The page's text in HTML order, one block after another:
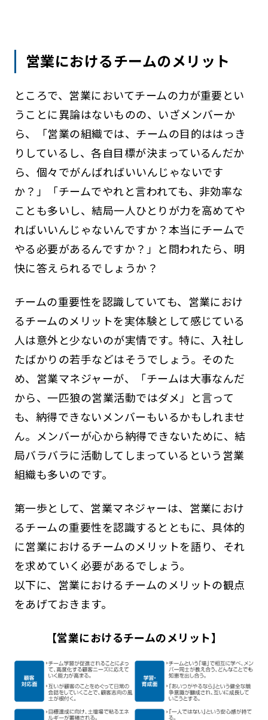
営業におけるチームのメリット
ところで、営業においてチームの力が重要とい
うことに異論はないものの、いざメンバーか
ら、「営業の組織では、チームの目的ははっき
りしているし、各自目標が決まっているんだか
ら、個々でがんばればいいんじゃないです
か？」「チームでやれと言われても、非効率な
ことも多いし、結局一人ひとりが力を高めてや
ればいいんじゃないんですか？本当にチームで
やる必要があるんですか？」と問われたら、明
快に答えられるでしょうか？
チームの重要性を認識していても、営業におけ
るチームのメリットを実体験として感じている
人は意外と少ないのが実情です。特に、入社し
たばかりの若手などはそうでしょう。そのた
め、営業マネジャーが、「チームは大事なんだ
から、一匹狼の営業活動ではダメ」と言って
も、納得できないメンバーもいるかもしれませ
ん。メンバーが心から納得できないために、結
局バラバラに活動してしまっているという営業
組織も多いのです。
第一歩として、営業マネジャーは、営業におけ
るチームの重要性を認識するとともに、具体的
に営業におけるチームのメリットを語り、それ
を求めていく必要があるでしょう。
以下に、営業におけるチームのメリットの観点
をあげておきます。
【営業におけるチームのメリット】